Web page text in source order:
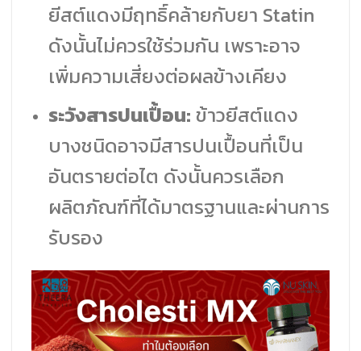
ยีสต์แดงมีฤทธิ์คล้ายกับยา Statin
ดังนั้นไม่ควรใช้ร่วมกัน เพราะอาจ
เพิ่มความเสี่ยงต่อผลข้างเคียง
ระวังสารปนเปื้อน: ข้าวยีสต์แดง
บางชนิดอาจมีสารปนเปื้อนที่เป็น
อันตรายต่อไต ดังนั้นควรเลือก
ผลิตภัณฑ์ที่ได้มาตรฐานและผ่านการ
รับรอง